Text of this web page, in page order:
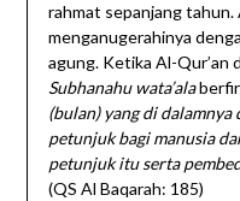
rahmat sepanjang tahun.
menganugerahinya
agung. Ketika Al-Qur’an
Subhanahu wata’ala
(bulan) yang di
petunjuk bagi manusia
petunjuk itu serta
(QS Al Baqarah: 185)